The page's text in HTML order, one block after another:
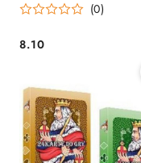
(0)
Cena:
8.10